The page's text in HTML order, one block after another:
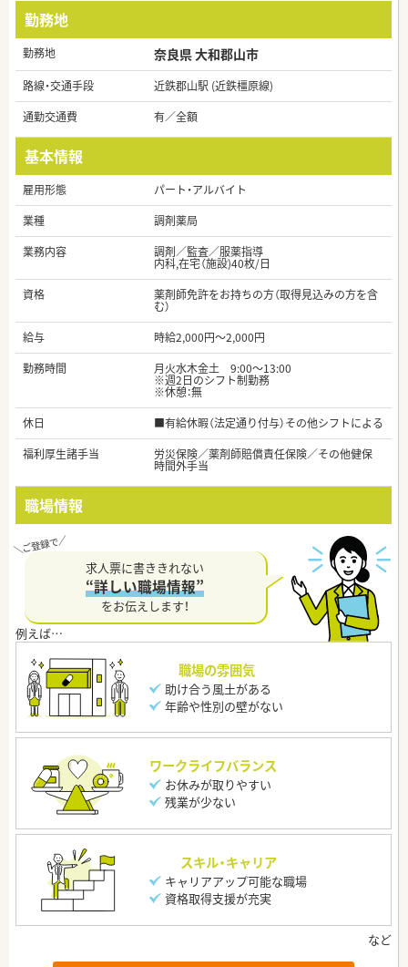
勤務地
勤務地 奈良県 大和郡山市
路線・交通手段
近鉄郡山駅 (近鉄橿原線)
通勤交通費
有／全額
基本情報
雇用形態
パート・アルバイト
業種
調剤薬局
業務内容
調剤／監査／服薬指導
内科,在宅（施設)40枚/日
資格
薬剤師免許をお持ちの方（取得見込みの方を含
む）
給与
時給2,000円～2,000円
勤務時間
月火水木金土 9:00～13:00
※週2日のシフト制勤務
※休憩：無
休日
■有給休暇（法定通り付与）その他シフトによる
福利厚生諸手当
労災保険／薬剤師賠償責任保険／その他健保
時間外手当
職場情報
求人票に書ききれない
“詳しい職場情報”
をお伝えします！
職場の雰囲気
助け合う風土がある
年齢や性別の壁がない
ワークライフバランス
お休みが取りやすい
残業が少ない
スキル・キャリア
キャリアアップ可能な職場
資格取得支援が充実